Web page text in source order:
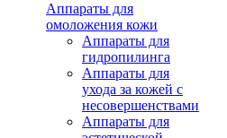
Аппараты для
омоложения кожи
Аппараты для
гидропилинга
Аппараты для
ухода за кожей с
несовершенствами
Аппараты для